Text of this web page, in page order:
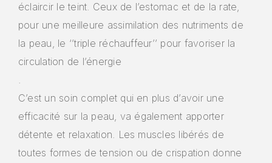
éclaircir le teint. Ceux de l’estomac et de la rate,
pour une meilleure assimilation des nutriments de
la peau, le ‘’triple réchauffeur’’ pour favoriser la
circulation de l’énergie
.
C’est un soin complet qui en plus d’avoir une
efficacité sur la peau, va également apporter
détente et relaxation. Les muscles libérés de
toutes formes de tension ou de crispation donne
Afin que notre
fonctionne
aussi bien
cookies,
certaines
disparaîtront
du site web.